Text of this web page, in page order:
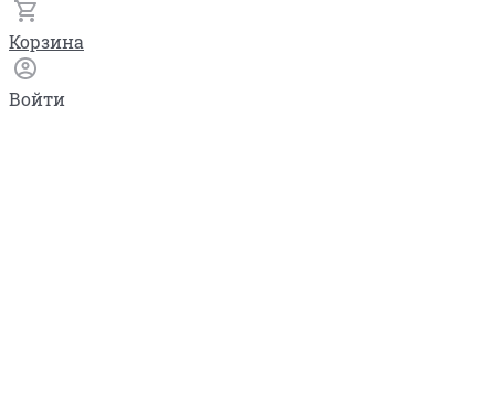
Корзина
Войти